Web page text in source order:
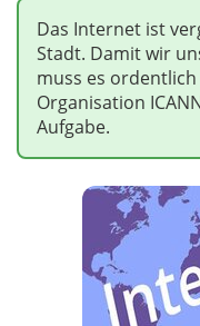
Das Internet ist
Stadt. Damit wir
muss es
Organisation
Aufgabe.